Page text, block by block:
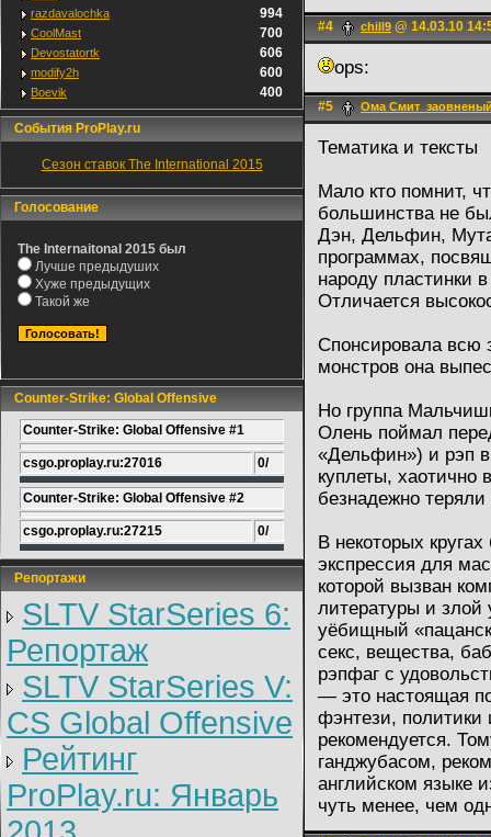
razdavalochka 994
CoolMast 700
Devostatortk 606
modify2h 600
Boevik 400
События ProPlay.ru
Сезон ставок The International 2015
Голосование
The Internaitonal 2015 был
Лучше предыдуших
Хуже предыдущих
Такой же
Counter-Strike: Global Offensive
Counter-Strike: Global Offensive #1
csgo.proplay.ru:27016 0/
Counter-Strike: Global Offensive #2
csgo.proplay.ru:27215 0/
Репортажи
SLTV StarSeries 6:
Репортаж
SLTV StarSeries V:
CS Global Offensive
Рейтинг
ProPlay.ru: Январь
#4 chill9 @ 14.03.10
ops:
#5 Ома
Тематика и тексты
Мало кто помнит,
большинства не
Дэн, Дельфин,
программах,
народу пластинки
Отличается
Спонсировала всю
монстров она
Но группа
Олень поймал
«Дельфин») и рэп
куплеты, хаотично
безнадежно
В некоторых
экспрессия для
которой вызван
литературы и злой
уёбищный
секс, вещества,
рэпфаг с
— это настоящая
фэнтези,
рекомендуется.
ганджубасом,
английском языке
чуть менее, чем